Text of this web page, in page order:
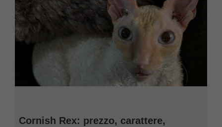
Cornish Rex: prezzo, carattere,